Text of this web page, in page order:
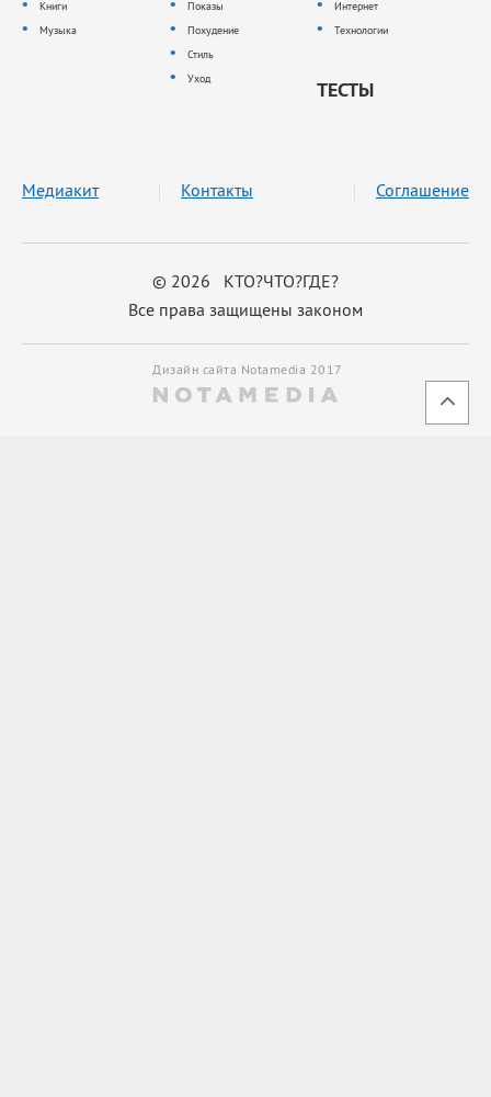
Книги
Музыка
Показы
Похудение
Стиль
Уход
Интернет
Технологии
ТЕСТЫ
© 2026 КТО?ЧТО?ГДЕ?
Все права защищены законом
Медиакит Контакты Соглашение
Дизайн сайта Notamedia 2017